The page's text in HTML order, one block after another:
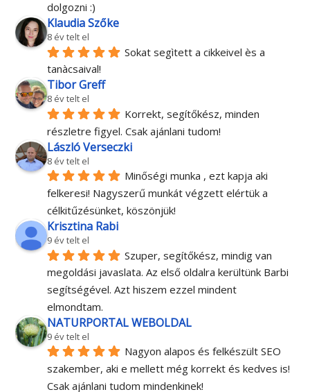
dolgozni :)
Klaudia Szőke
8 év telt el
Sokat segìtett a cikkeivel ès a
tanàcsaival!
Tibor Greff
8 év telt el
Korrekt, segítőkész, minden
részletre figyel. Csak ajánlani tudom!
László Verseczki
8 év telt el
Minőségi munka , ezt kapja aki
felkeresi! Nagyszerű munkát végzett elértük a
célkitűzésünket, köszönjük!
Krisztina Rabi
9 év telt el
Szuper, segítőkész, mindig van
megoldási javaslata. Az első oldalra kerültünk Barbi
segítségével. Azt hiszem ezzel mindent
elmondtam.
NATURPORTAL WEBOLDAL
9 év telt el
Nagyon alapos és felkészült SEO
szakember, aki e mellett még korrekt és kedves is!
Csak ajánlani tudom mindenkinek!